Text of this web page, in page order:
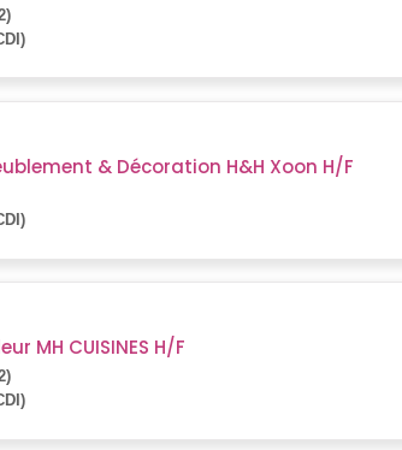
& Décoration H&H Xoon H/F
MH CUISINES H/F